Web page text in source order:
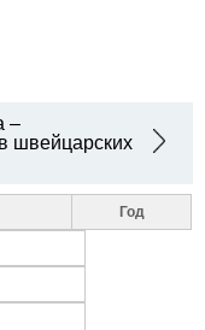
–
швейцарских
Год